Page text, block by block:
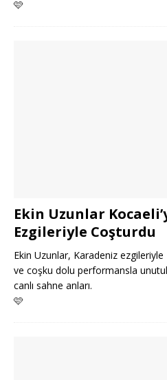
🩷
Ekin Uzunlar
Ezgileriyle Coşturdu
Ekin Uzunlar, Karadeniz
ve coşku dolu performansla
canlı sahne anları.
🩷